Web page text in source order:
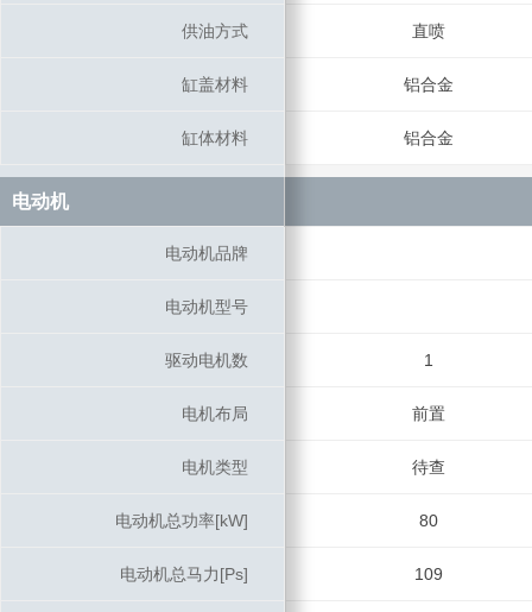
供油方式 直喷
缸盖材料 铝合金
缸体材料 铝合金
电动机
电动机品牌
电动机型号
驱动电机数 1
电机布局 前置
电机类型 待查
电动机总功率[kW] 80
电动机总马力[Ps] 109
供油方式
缸盖材料
缸体材料
电动机
电动机品牌
电动机型号
驱动电机数
电机布局
电机类型
电动机总功率[kW]
电动机总马力[Ps]